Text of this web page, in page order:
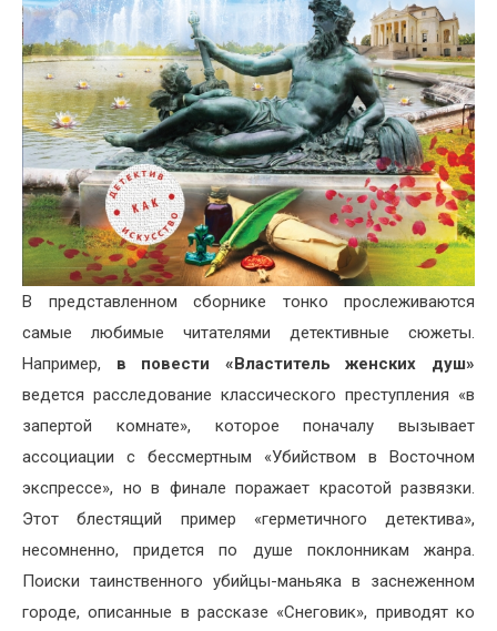
В представленном сборнике тонко прослеживаются
самые любимые читателями детективные сюжеты.
Например, в повести «Властитель женских душ»
ведется расследование классического преступления «в
запертой комнате», которое поначалу вызывает
ассоциации с бессмертным «Убийством в Восточном
экспрессе», но в финале поражает красотой развязки.
Этот блестящий пример «герметичного детектива»,
несомненно, придется по душе поклонникам жанра.
Поиски таинственного убийцы-маньяка в заснеженном
городе, описанные в рассказе «Снеговик», приводят ко